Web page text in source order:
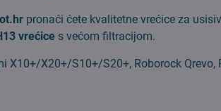
pronaći ćete kvalitetne vrećice za
vrećice s većom filtracijom.
X20+/S10+/S20+, Roborock Qrevo,